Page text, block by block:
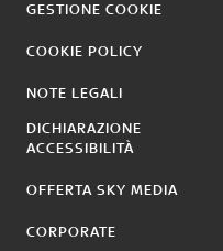
GESTIONE COOKIE
COOKIE POLICY
NOTE LEGALI
DICHIARAZIONE
ACCESSIBILITÀ
OFFERTA SKY MEDIA
CORPORATE